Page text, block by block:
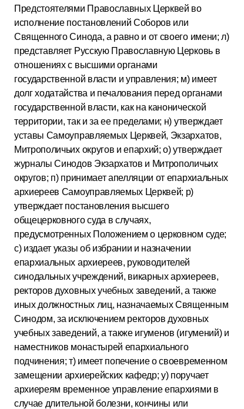
Предстоятелями Православных Церквей во
исполнение постановлений Соборов или
Священного Синода, а равно и от своего имени; л)
представляет Русскую Православную Церковь в
отношениях с высшими органами
государственной власти и управления; м) имеет
долг ходатайства и печалования перед органами
государственной власти, как на канонической
территории, так и за ее пределами; н) утверждает
уставы Самоуправляемых Церквей, Экзархатов,
Митрополичьих округов и епархий; о) утверждает
журналы Синодов Экзархатов и Митрополичьих
округов; п) принимает апелляции от епархиальных
архиереев Самоуправляемых Церквей; р)
утверждает постановления высшего
общецерковного суда в случаях,
предусмотренных Положением о церковном суде;
с) издает указы об избрании и назначении
епархиальных архиереев, руководителей
синодальных учреждений, викарных архиереев,
ректоров духовных учебных заведений, а также
иных должностных лиц, назначаемых Священным
Синодом, за исключением ректоров духовных
учебных заведений, а также игуменов (игумений) и
наместников монастырей епархиального
подчинения; т) имеет попечение о своевременном
замещении архиерейских кафедр; у) поручает
архиереям временное управление епархиями в
случае длительной болезни, кончины или